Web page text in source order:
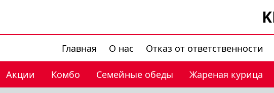
Главная О нас Отказ от ответственности
Акции Комбо Семейные обеды Жареная курица